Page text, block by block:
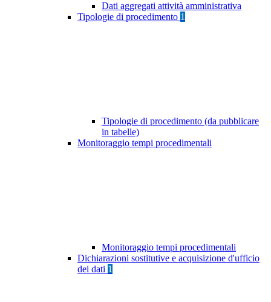
Dati aggregati attività amministrativa
Tipologie di procedimento 1
Tipologie di procedimento (da pubblicare
in tabelle)
Monitoraggio tempi procedimentali
Monitoraggio tempi procedimentali
Dichiarazioni sostitutive e acquisizione d'ufficio
dei dati 1